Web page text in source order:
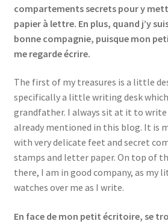
compartements secrets pour y
papier à lettre. En plus, quand j’y
bonne compagnie, puisque mon
me regarde écrire.
The first of my treasures is a little
specifically a little writing desk
grandfather. I always sit at it to
already mentioned in this blog. It is
with very delicate feet and secret
stamps and letter paper. On top of
there, I am in good company, as my
watches over me as I write.
En face de mon petit écritoire, se